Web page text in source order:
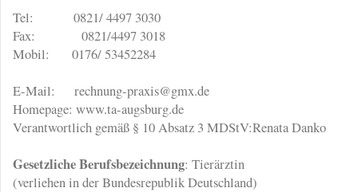
Tel: 0821/ 4497 3030
Fax: 0821/4497 3018
Mobil: 0176/ 53452284
E-Mail: rechnung-praxis@gmx.de
Homepage: www.ta-augsburg.de
Verantwortlich gemäß § 10 Absatz 3 MDStV:Renata Danko
Gesetzliche Berufsbezeichnung: Tierärztin
(verliehen in der Bundesrepublik Deutschland)